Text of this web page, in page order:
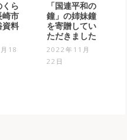
くら
崎市
資料
18
「国連平和の
鐘」の姉妹鐘
を寄贈してい
ただきました
2022年11月
22日